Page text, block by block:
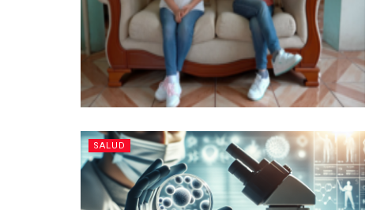
SALUD